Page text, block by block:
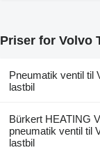
Priser for Volvo
Pneumatik ventil til
lastbil
Bürkert HEATING
pneumatik ventil til
lastbil